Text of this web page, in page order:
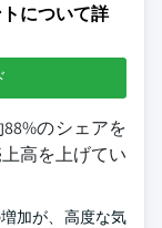
について詳
のシェアを
高を上げてい
加が、高度な気